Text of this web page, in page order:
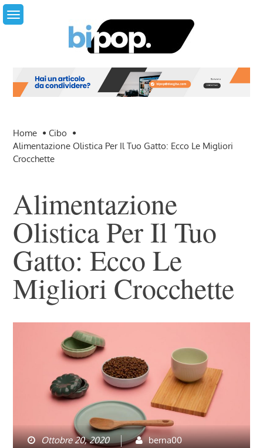
Skip
to
Home
Cibo
Alimentazione Olistica Per Il Tuo Gatto: Ecco Le Migliori
Crocchette
Alimentazione
Olistica Per Il Tuo
Gatto: Ecco Le
Migliori Crocchette
Ottobre 20, 2020 berna00